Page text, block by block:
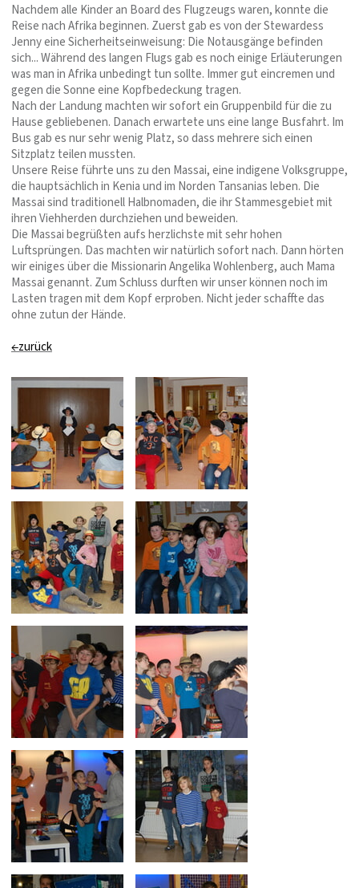
Nachdem alle Kinder an Board des Flugzeugs waren, konnte die
Reise nach Afrika beginnen. Zuerst gab es von der Stewardess
Jenny eine Sicherheitseinweisung: Die Notausgänge befinden
sich... Während des langen Flugs gab es noch einige Erläuterungen
was man in Afrika unbedingt tun sollte. Immer gut eincremen und
gegen die Sonne eine Kopfbedeckung tragen.
Nach der Landung machten wir sofort ein Gruppenbild für die zu
Hause gebliebenen. Danach erwartete uns eine lange Busfahrt. Im
Bus gab es nur sehr wenig Platz, so dass mehrere sich einen
Sitzplatz teilen mussten.
Unsere Reise führte uns zu den Massai, eine indigene Volksgruppe,
die hauptsächlich in Kenia und im Norden Tansanias leben. Die
Massai sind traditionell Halbnomaden, die ihr Stammesgebiet mit
ihren Viehherden durchziehen und beweiden.
Die Massai begrüßten aufs herzlichste mit sehr hohen
Luftsprüngen. Das machten wir natürlich sofort nach. Dann hörten
wir einiges über die Missionarin Angelika Wohlenberg, auch Mama
Massai genannt. Zum Schluss durften wir unser können noch im
Lasten tragen mit dem Kopf erproben. Nicht jeder schaffte das
ohne zutun der Hände.
←zurück